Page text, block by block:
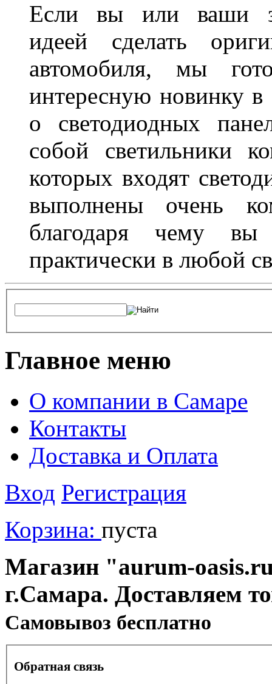
Если вы или ваши
идеей сделать
автомобиля, мы
интересную новинку в
о светодиодных
собой светильники
которых входят
выполнены очень
благодаря чему вы
практически в любой
Главное меню
О компании в Самаре
Контакты
Доставка и Оплата
Вход Регистрация
Корзина: пуста
Магазин "aurum-
г.Самара. Доставляем
Cамовывоз бесплатно
Обратная связь